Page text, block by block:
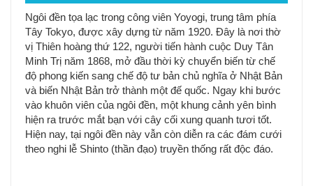
Ngôi đền tọa lạc trong công viên Yoyogi, trung tâm phía
Tây Tokyo, được xây dựng từ năm 1920. Đây là nơi thờ
vị Thiên hoàng thứ 122, người tiến hành cuộc Duy Tân
Minh Trị năm 1868, mở đầu thời kỳ chuyển biến từ chế
độ phong kiến sang chế độ tư bản chủ nghĩa ở Nhật Bản
và biến Nhật Bản trở thành một đế quốc. Ngay khi bước
vào khuôn viên của ngôi đền, một khung cảnh yên bình
hiện ra trước mắt bạn với cây cối xung quanh tươi tốt.
Hiện nay, tại ngôi đền này vẫn còn diễn ra các đám cưới
theo nghi lễ Shinto (thần đạo) truyền thống rất độc đáo.